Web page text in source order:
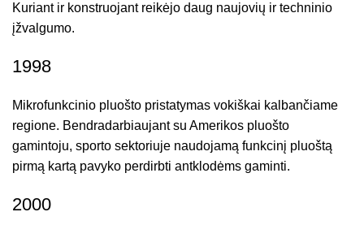
Kuriant ir konstruojant reikėjo daug naujovių ir techninio
įžvalgumo.
1998
Mikrofunkcinio pluošto pristatymas vokiškai kalbančiame
regione. Bendradarbiaujant su Amerikos pluošto
gamintoju, sporto sektoriuje naudojamą funkcinį pluoštą
pirmą kartą pavyko perdirbti antklodėms gaminti.
2000